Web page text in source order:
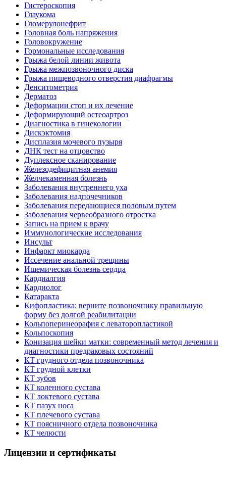
Гистероскопия
Глаукома
Гломерулонефрит
Головная боль напряжения
Головокружение
Гормональные исследования
Грыжа белой линии живота
Грыжа межпозвоночного диска
Грыжа пищеводного отверстия диафрагмы
Денситометрия
Дерматоз
Деформации стоп и их лечение
Деформирующий остеоартроз
Диагностика в гинекологии
Дискэктомия
Дисплазия мочевого пузыря
ДНК тест на отцовство
Дуплексное сканирование
Железодефицитная анемия
Желчекаменная болезнь
Заболевания внутреннего уха
Заболевания надпочечников
Заболевания передающиеся половым путем
Заболевания червеобразного отростка
Запись на прием к врачу
Иммунологические исследования
Инсульт
Инфаркт миокарда
Иссечение анальной трещины
Ишемическая болезнь сердца
Кардиалгия
Кардиолог
Катаракта
Кифопластика: верните позвоночнику правильную
форму без долгой реабилитации
Кольпоперинеорафия с леваторопластикой
Кольпоскопия
Конизация шейки матки: современный метод лечения и
диагностики предраковых состояний
КТ грудного отдела позвоночника
КТ грудной клетки
КТ зубов
КТ коленного сустава
КТ локтевого сустава
КТ пазух носа
КТ плечевого сустава
КТ поясничного отдела позвоночника
КТ челюсти
Лицензии и сертификаты